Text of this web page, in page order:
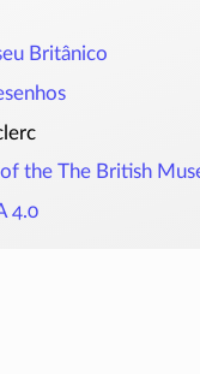
Britânico
the The British
4.0